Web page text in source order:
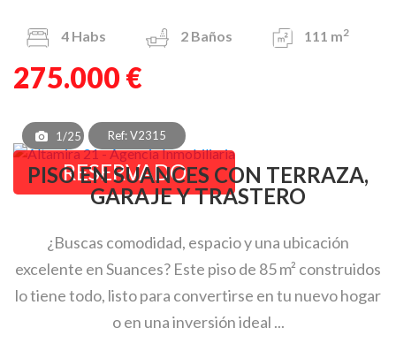
4 Habs 2 Baños 111 m2
275.000 €
1/25 Ref: V2315
RESERVADO
PISO EN SUANCES CON TERRAZA,
GARAJE Y TRASTERO
¿Buscas comodidad, espacio y una ubicación
excelente en Suances? Este piso de 85 m² construidos
lo tiene todo, listo para convertirse en tu nuevo hogar
o en una inversión ideal ...